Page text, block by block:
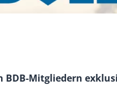
BDB-Mitgliedern